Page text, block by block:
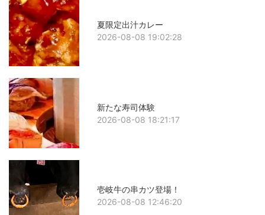
夏限定出汁カレー
2026-08-08 19:02:28
新たな寿司体験
2026-08-08 18:21:17
壱岐牛の串カツ登場！
2026-08-08 12:46:20